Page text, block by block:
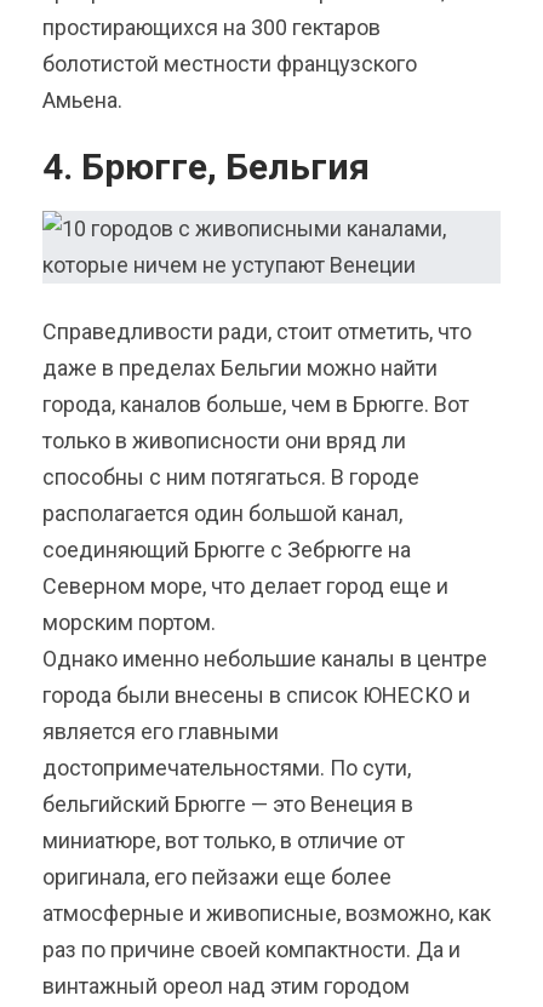
простирающихся на 300 гектаров
болотистой местности французского
Амьена.
4. Брюгге, Бельгия
Справедливости ради, стоит отметить, что
даже в пределах Бельгии можно найти
города, каналов больше, чем в Брюгге. Вот
только в живописности они вряд ли
способны с ним потягаться. В городе
располагается один большой канал,
соединяющий Брюгге с Зебрюгге на
Северном море, что делает город еще и
морским портом.
Однако именно небольшие каналы в центре
города были внесены в список ЮНЕСКО и
является его главными
достопримечательностями. По сути,
бельгийский Брюгге — это Венеция в
миниатюре, вот только, в отличие от
оригинала, его пейзажи еще более
атмосферные и живописные, возможно, как
раз по причине своей компактности. Да и
винтажный ореол над этим городом